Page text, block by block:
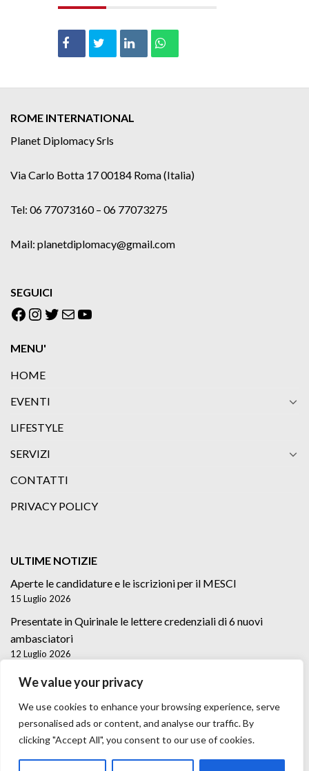
We value your privacy
We use cookies to enhance your browsing experience, serve
personalised ads or content, and analyse our traffic. By
clicking "Accept All", you consent to our use of cookies.
ROME INTERNATIONAL
Planet Diplomacy Srls
Via Carlo Botta 17 00184 Roma (Italia)
Tel: 06 77073160 – 06 77073275
Mail: planetdiplomacy@gmail.com
SEGUICI
Facebook
Instagram
Twitter
EmailYouTube
MENU'
HOME
EVENTI
LIFESTYLE
SERVIZI
CONTATTI
PRIVACY POLICY
ULTIME NOTIZIE
Aperte le candidature e le iscrizioni per il MESCI
15 Luglio 2026
Presentate in Quirinale le lettere credenziali di 6 nuovi
ambasciatori
12 Luglio 2026
Lettere credenziali di 5 nuovi Ambasciatori